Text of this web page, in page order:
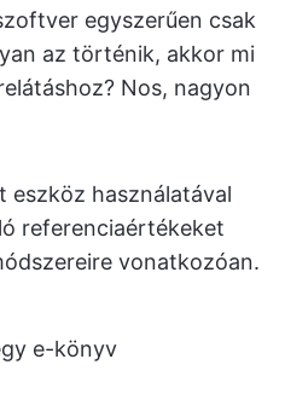
egyszerűen csak
az történik, akkor mi
Nos, nagyon
eszköz használatával
referenciaértékeket
vonatkozóan.
e-könyv